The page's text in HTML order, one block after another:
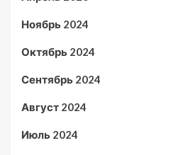
Ноябрь 2024
Октябрь 2024
Сентябрь 2024
Август 2024
Июль 2024